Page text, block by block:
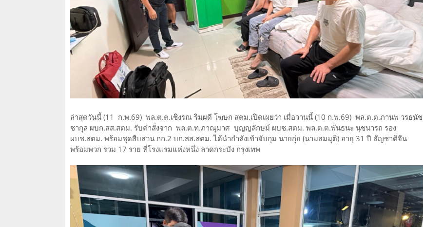
ล่าสุดวันนี้ (11 ก.พ.69) พล.ต.ต.เชิงรณ ริมผดี โฆษก สตม.เปิดเผยว่า เมื่อวานนี้ (10 ก.พ.69) พล.ต.ต.ภานพ วรธนัช
ชากุล ผบก.สส.สตม. รับคำสั่งจาก พล.ต.ท.ภาณุมาศ บุญญลักษม์ ผบช.สตม. พล.ต.ต.พันธนะ นุชนารถ รอง
ผบช.สตม. พร้อมชุดสืบสวน กก.2 บก.สส.สตม. ได้นำกำลังเข้าจับกุม นายกุ่ย (นามสมมุติ) อายุ 31 ปี สัญชาติจีน
พร้อมพวก รวม 17 ราย ที่โรงแรมแห่งหนึ่ง ลาดกระบัง กรุงเทพ